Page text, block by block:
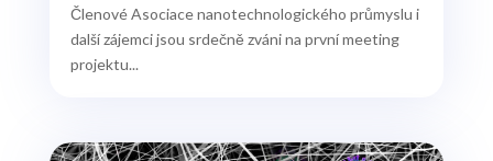
Členové Asociace nanotechnologického průmyslu i
další zájemci jsou srdečně zváni na první meeting
projektu...